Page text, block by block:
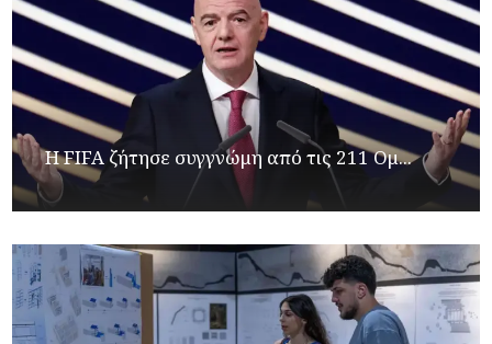
Η FIFA ζήτησε συγγνώμη από τις 211 Ομ...